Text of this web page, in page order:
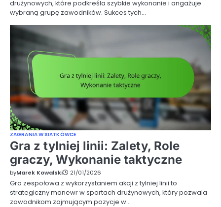
drużynowych, które podkreśla szybkie wykonanie i angażuje
wybraną grupę zawodników. Sukces tych…
ZAGRANIA W SIATKÓWCE
Gra z tylniej linii: Zalety, Role
graczy, Wykonanie taktyczne
byMarek Kowalski 21/01/2026
Gra zespołowa z wykorzystaniem akcji z tylniej linii to
strategiczny manewr w sportach drużynowych, który pozwala
zawodnikom zajmującym pozycje w…